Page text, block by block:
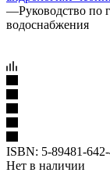
—Руководство по
водоснабжения
ISBN: 5-89481-
Нет в наличии